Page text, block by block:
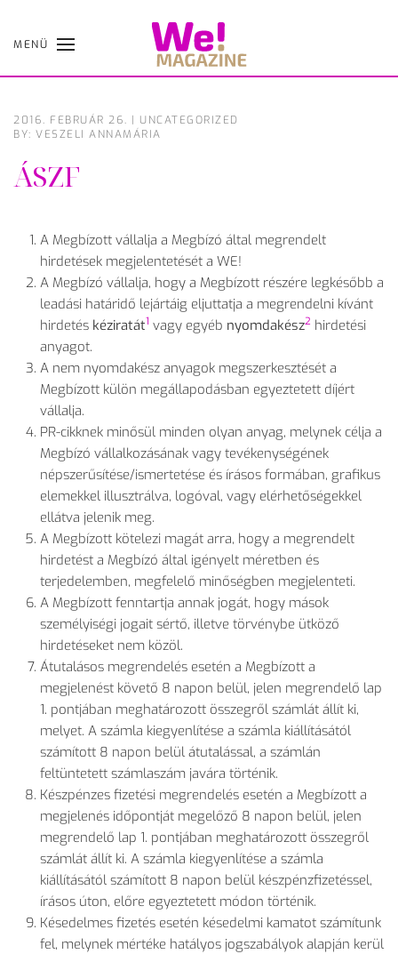
Skip
MENÜ
2016. FEBRUÁR 26. | UNCATEGORIZED
BY: VESZELI ANNAMÁRIA
ÁSZF
A Megbízott vállalja a Megbízó által megrendelt
hirdetések megjelentetését a WE!
A Megbízó vállalja, hogy a Megbízott részére legkésőbb a
leadási határidő lejártáig eljuttatja a megrendelni kívánt
hirdetés kéziratát1 vagy egyéb nyomdakész2 hirdetési
anyagot.
A nem nyomdakész anyagok megszerkesztését a
Megbízott külön megállapodásban egyeztetett díjért
vállalja.
PR-cikknek minősül minden olyan anyag, melynek célja a
Megbízó vállalkozásának vagy tevékenységének
népszerűsítése/ismertetése és írásos formában, grafikus
elemekkel illusztrálva, logóval, vagy elérhetőségekkel
ellátva jelenik meg.
A Megbízott kötelezi magát arra, hogy a megrendelt
hirdetést a Megbízó által igényelt méretben és
terjedelemben, megfelelő minőségben megjelenteti.
A Megbízott fenntartja annak jogát, hogy mások
személyiségi jogait sértő, illetve törvénybe ütköző
hirdetéseket nem közöl.
Átutalásos megrendelés esetén a Megbízott a
megjelenést követő 8 napon belül, jelen megrendelő lap
1. pontjában meghatározott összegről számlát állít ki,
melyet. A számla kiegyenlítése a számla kiállításától
számított 8 napon belül átutalással, a számlán
feltüntetett számlaszám javára történik.
Készpénzes fizetési megrendelés esetén a Megbízott a
megjelenés időpontját megelőző 8 napon belül, jelen
megrendelő lap 1. pontjában meghatározott összegről
számlát állít ki. A számla kiegyenlítése a számla
kiállításától számított 8 napon belül készpénzfizetéssel,
írásos úton, előre egyeztetett módon történik.
Késedelmes fizetés esetén késedelmi kamatot számítunk
fel, melynek mértéke hatályos jogszabályok alapján kerül